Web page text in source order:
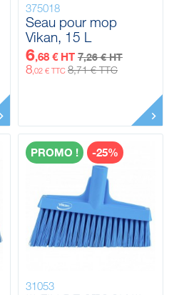
375018
Seau pour mop
Vikan, 15 L
6,68 € HT 7,26 € HT
8,02 € TTC 8,71 € TTC
31053
PROMO ! -25%